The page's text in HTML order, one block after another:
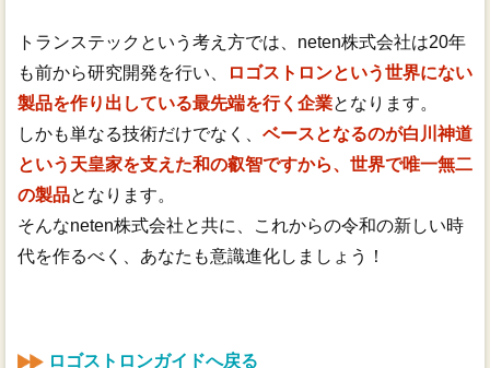
トランステックという考え方では、neten株式会社は20年
も前から研究開発を行い、
ロゴストロンという世界にない
製品を作り出している最先端を行く企業となります。
しかも単なる技術だけでなく、 ベースとなるのが白川神道
という天皇家を支えた和の叡智ですから、世界で唯一無二
の製品となります。
そんなneten株式会社と共に、これからの令和の新しい時
代を作るべく、あなたも意識進化しましょう！
ロゴストロンガイドへ戻る